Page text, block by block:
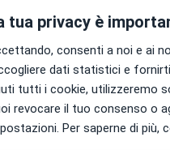
tua privacy è
consenti a noi e ai
dati statistici e
tutti i cookie, utilizzeremo
revocare il tuo consenso o
Per saperne di più,